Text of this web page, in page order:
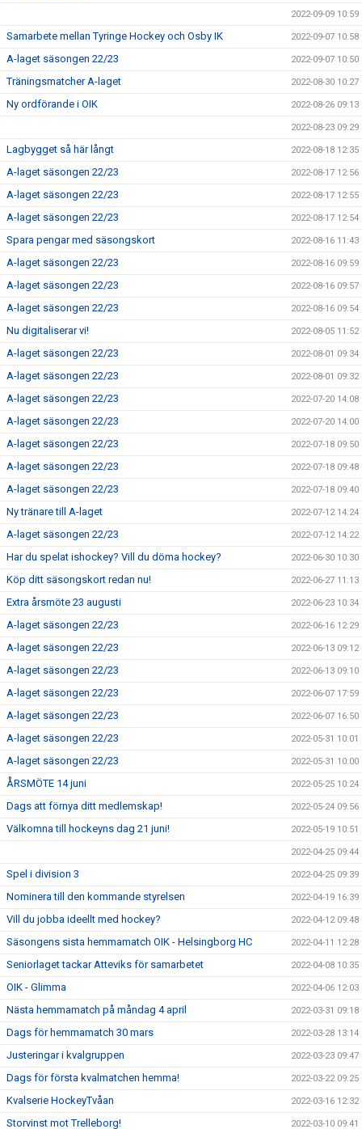
2022-09-09 10:59
Samarbete mellan Tyringe Hockey och Osby IK 2022-09-07 10:58
A-laget säsongen 22/23 2022-09-07 10:50
Träningsmatcher A-laget 2022-08-30 10:27
Ny ordförande i OIK 2022-08-26 09:13
2022-08-23 09:29
Lagbygget så här långt 2022-08-18 12:35
A-laget säsongen 22/23 2022-08-17 12:56
A-laget säsongen 22/23 2022-08-17 12:55
A-laget säsongen 22/23 2022-08-17 12:54
Spara pengar med säsongskort 2022-08-16 11:43
A-laget säsongen 22/23 2022-08-16 09:59
A-laget säsongen 22/23 2022-08-16 09:57
A-laget säsongen 22/23 2022-08-16 09:54
Nu digitaliserar vi! 2022-08-05 11:52
A-laget säsongen 22/23 2022-08-01 09:34
A-laget säsongen 22/23 2022-08-01 09:32
A-laget säsongen 22/23 2022-07-20 14:08
A-laget säsongen 22/23 2022-07-20 14:00
A-laget säsongen 22/23 2022-07-18 09:50
A-laget säsongen 22/23 2022-07-18 09:48
A-laget säsongen 22/23 2022-07-18 09:40
Ny tränare till A-laget 2022-07-12 14:24
A-laget säsongen 22/23 2022-07-12 14:22
Har du spelat ishockey? Vill du döma hockey? 2022-06-30 10:30
Köp ditt säsongskort redan nu! 2022-06-27 11:13
Extra årsmöte 23 augusti 2022-06-23 10:34
A-laget säsongen 22/23 2022-06-16 12:29
A-laget säsongen 22/23 2022-06-13 09:12
A-laget säsongen 22/23 2022-06-13 09:10
A-laget säsongen 22/23 2022-06-07 17:59
A-laget säsongen 22/23 2022-06-07 16:50
A-laget säsongen 22/23 2022-05-31 10:01
A-laget säsongen 22/23 2022-05-31 10:00
ÅRSMÖTE 14 juni 2022-05-25 10:24
Dags att förnya ditt medlemskap! 2022-05-24 09:56
Välkomna till hockeyns dag 21 juni! 2022-05-19 10:51
2022-04-25 09:44
Spel i division 3 2022-04-25 09:39
Nominera till den kommande styrelsen 2022-04-19 16:39
Vill du jobba ideellt med hockey? 2022-04-12 09:48
Säsongens sista hemmamatch OIK - Helsingborg HC 2022-04-11 12:28
Seniorlaget tackar Atteviks för samarbetet 2022-04-08 10:35
OIK - Glimma 2022-04-06 12:03
Nästa hemmamatch på måndag 4 april 2022-03-31 09:18
Dags för hemmamatch 30 mars 2022-03-28 13:14
Justeringar i kvalgruppen 2022-03-23 09:47
Dags för första kvalmatchen hemma! 2022-03-22 09:25
Kvalserie HockeyTvåan 2022-03-16 12:32
Storvinst mot Trelleborg! 2022-03-10 09:41